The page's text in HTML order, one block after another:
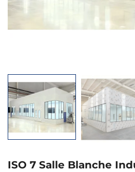
ISO 7 Salle Blanche